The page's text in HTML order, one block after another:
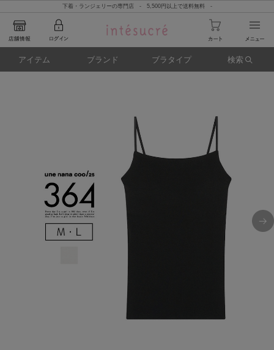
下着・ランジェリーの専門店 - 5,500円以上で送料無料 -
アイテム ブランド ブラタイプ 検索